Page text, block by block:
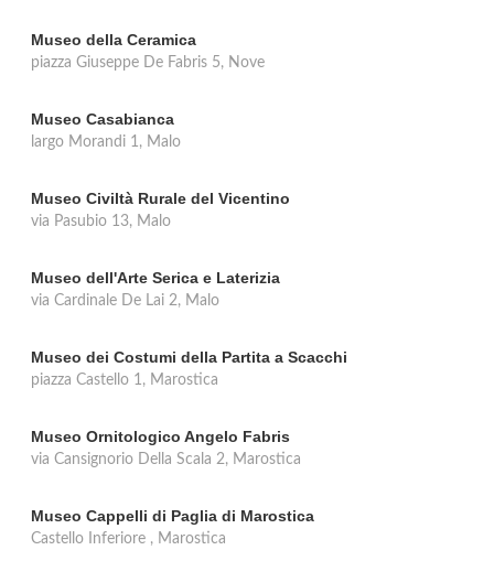
Museo della Ceramica
piazza Giuseppe De Fabris 5, Nove
Museo Casabianca
largo Morandi 1, Malo
Museo Civiltà Rurale del Vicentino
via Pasubio 13, Malo
Museo dell'Arte Serica e Laterizia
via Cardinale De Lai 2, Malo
Museo dei Costumi della Partita a Scacchi
piazza Castello 1, Marostica
Museo Ornitologico Angelo Fabris
via Cansignorio Della Scala 2, Marostica
Museo Cappelli di Paglia di Marostica
Castello Inferiore , Marostica